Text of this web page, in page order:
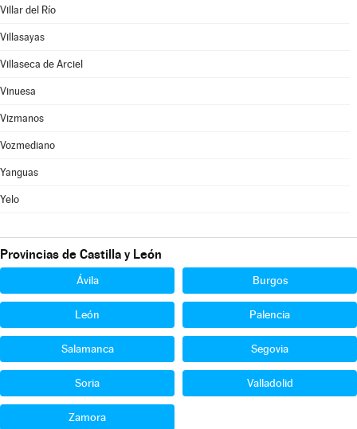
Villar del Río
Villasayas
Villaseca de Arciel
Vinuesa
Vizmanos
Vozmediano
Yanguas
Yelo
Provincias de Castilla y León
Ávila Burgos
León Palencia
Salamanca Segovia
Soria Valladolid
Zamora